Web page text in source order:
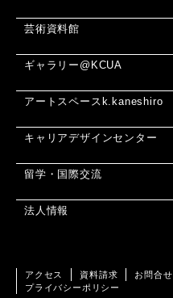
芸術資料館
ギャラリー@KCUA
アートスペースk.kaneshiro
キャリアデザインセンター
留学・国際交流
法人情報
アクセス 資料請求 お問合せ
プライバシーポリシー